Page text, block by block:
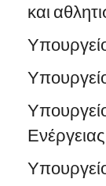
και
Ενέργειας